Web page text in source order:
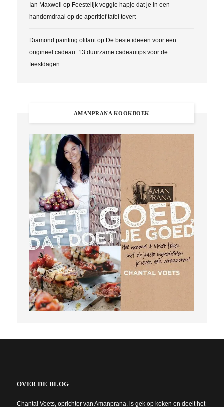
Ian Maxwell op Feestelijk veggie hapje dat je in een
handomdraai op de aperitief tafel tovert
Diamond painting olifantop De beste ideeën voor een
origineel cadeau: 13 duurzame cadeautips voor de
feestdagen
AMANPRANA KOOKBOEK
OVER DE BLOG
Chantal Voets, oprichter van Amanprana, is gek op koken en deelt het